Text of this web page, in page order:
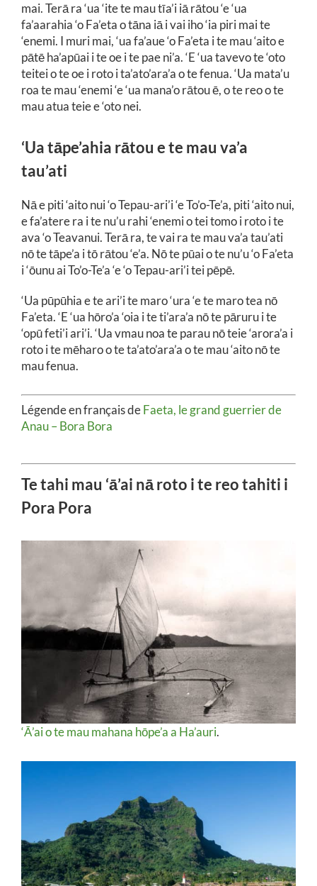
mai. Terā ra ‘ua ‘ite te mau tīa’i iā rātou ‘e ‘ua
fa’aarahia ‘o Fa’eta o tāna iā i vai iho ‘ia piri mai te
‘enemi. I muri mai, ‘ua fa’aue ‘o Fa’eta i te mau ‘aito e
pātē ha’apūai i te oe i te pae ni’a. ‘E ‘ua tavevo te ‘oto
teitei o te oe i roto i ta’ato’ara’a o te fenua. ‘Ua mata’u
roa te mau ‘enemi ‘e ‘ua mana’o rātou ē, o te reo o te
mau atua teie e ‘oto nei.
‘Ua tāpe’ahia rātou e te mau va’a
tau’ati
Nā e piti ‘aito nui ‘o Tepau-ari’i ‘e To’o-Te’a, piti ‘aito nui,
e fa’atere ra i te nu’u rahi ‘enemi o tei tomo i roto i te
ava ‘o Teavanui. Terā ra, te vai ra te mau va’a tau’ati
nō te tāpe’a i tō rātou ‘e’a. Nō te pūai o te nu’u ‘o Fa’eta
i ‘ōunu ai To’o-Te’a ‘e ‘o Tepau-ari’i tei pēpē.
‘Ua pūpūhia e te ari’i te maro ‘ura ‘e te maro tea nō
Fa’eta. ‘E ‘ua hōro’a ‘oia i te ti’ara’a nō te pāruru i te
‘opū feti’i ari’i. ‘Ua vmau noa te parau nō teie ‘arora’a i
roto i te mēharo o te ta’ato’ara’a o te mau ‘aito nō te
mau fenua.
Légende en français deFaeta, le grand guerrier de
Anau – Bora Bora
Te tahi mau ‘ā’ai nā roto i te reo tahiti i
Pora Pora
‘Ā’ai o te mau mahana hōpe’a a Ha’auri.